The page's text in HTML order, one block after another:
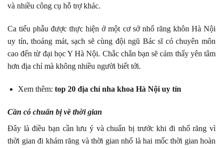
và nhiều công cụ hỗ trợ khác.
Ca tiểu phẫu được thực hiện ở một cơ sở nhổ răng khôn Hà Nội
uy tín, thoáng mát, sạch sẽ cùng đội ngũ Bác sĩ có chuyên môn
cao đến từ đại học Y Hà Nội. Chắc chắn bạn sẽ cảm thấy yên tâm
hơn địa chỉ mà không nhiều người biết tới.
Xem thêm: top 20 địa chỉ nha khoa Hà Nội uy tín
Cần có chuẩn bị về thời gian
Đây là điều bạn cần lưu ý và chuẩn bị trước khi đi nhổ răng vì
thời gian đi khám răng và thời gian nhổ là hai mốc thời gian hoàn